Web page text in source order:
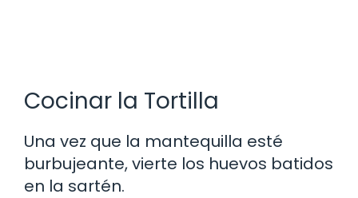
Cocinar la Tortilla
Una vez que la mantequilla esté
burbujeante, vierte los huevos batidos
en la sartén.